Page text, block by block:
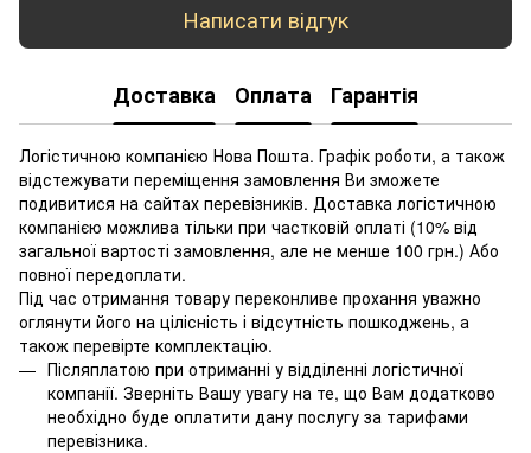
Написати відгук
Доставка Оплата Гарантія
Логістичною компанією Нова Пошта. Графік роботи, а також
відстежувати переміщення замовлення Ви зможете
подивитися на сайтах перевізників. Доставка логістичною
компанією можлива тільки при частковій оплаті (10% від
загальної вартості замовлення, але не менше 100 грн.) Або
повної передоплати.
Під час отримання товару переконливе прохання уважно
оглянути його на цілісність і відсутність пошкоджень, а
також перевірте комплектацію.
Післяплатою при отриманні у відділенні логістичної
компанії. Зверніть Вашу увагу на те, що Вам додатково
необхідно буде оплатити дану послугу за тарифами
перевізника.